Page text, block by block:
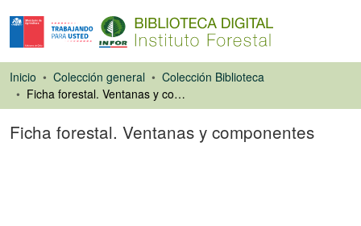
Inicio Colección general
Colección Biblioteca
Ficha forestal. Ventanas y componentes
Ficha forestal. Ventanas y componentes